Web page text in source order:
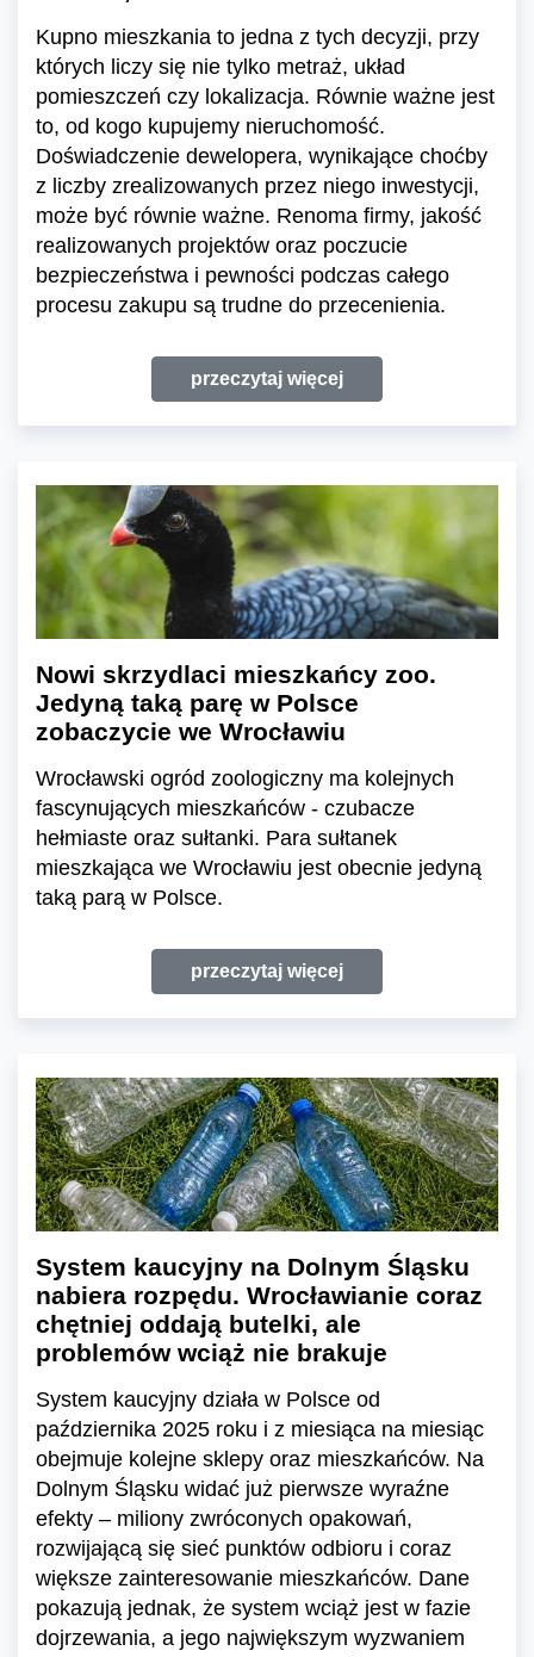
Kupno mieszkania to jedna z tych decyzji, przy
których liczy się nie tylko metraż, układ
pomieszczeń czy lokalizacja. Równie ważne jest
to, od kogo kupujemy nieruchomość.
Doświadczenie dewelopera, wynikające choćby
z liczby zrealizowanych przez niego inwestycji,
może być równie ważne. Renoma firmy, jakość
realizowanych projektów oraz poczucie
bezpieczeństwa i pewności podczas całego
procesu zakupu są trudne do przecenienia.
przeczytaj więcej
Nowi skrzydlaci mieszkańcy zoo.
Jedyną taką parę w Polsce
zobaczycie we Wrocławiu
Wrocławski ogród zoologiczny ma kolejnych
fascynujących mieszkańców - czubacze
hełmiaste oraz sułtanki. Para sułtanek
mieszkająca we Wrocławiu jest obecnie jedyną
taką parą w Polsce.
przeczytaj więcej
System kaucyjny na Dolnym Śląsku
nabiera rozpędu. Wrocławianie coraz
chętniej oddają butelki, ale
problemów wciąż nie brakuje
System kaucyjny działa w Polsce od
października 2025 roku i z miesiąca na miesiąc
obejmuje kolejne sklepy oraz mieszkańców. Na
Dolnym Śląsku widać już pierwsze wyraźne
efekty – miliony zwróconych opakowań,
rozwijającą się sieć punktów odbioru i coraz
większe zainteresowanie mieszkańców. Dane
pokazują jednak, że system wciąż jest w fazie
dojrzewania, a jego największym wyzwaniem